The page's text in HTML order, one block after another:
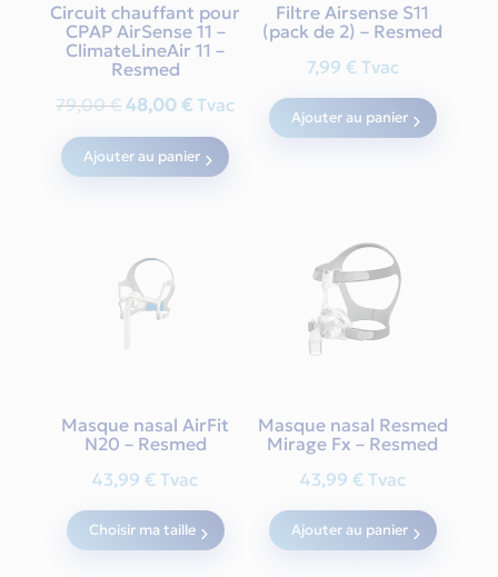
Circuit chauffant pour
CPAP AirSense 11 –
ClimateLineAir 11 –
Resmed
79,00€ Original
price
was:
48,00€Current
price
is:
Tvac
Ajouter au panier
Filtre Airsense S11
(pack de 2) – Resmed
7,99 € Tvac
Ajouter au panier
Masque nasal AirFit
N20 – Resmed
43,99€ Tvac
Choisir ma taille
product
Masque nasal Resmed
Mirage Fx – Resmed
43,99 € Tvac
Ajouter au panier